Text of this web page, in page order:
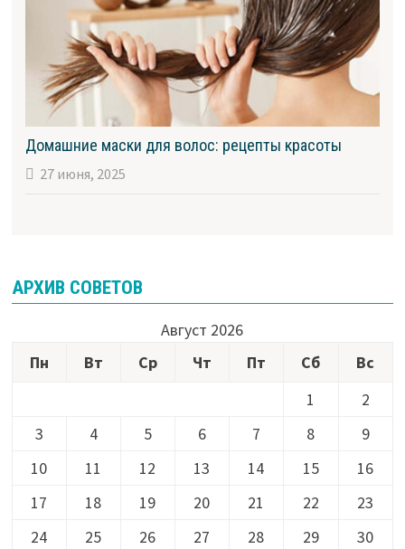
Домашние маски для волос: рецепты красоты
27 июня, 2025
АРХИВ СОВЕТОВ
Август 2026
Пн
Вт Ср Чт Пт Сб
Вс
1
2
3
4 5 6 7 8
9
10
11 12 13 14 15
16
17
18 19 20 21 22
23
24
25 26 27 28 29
30